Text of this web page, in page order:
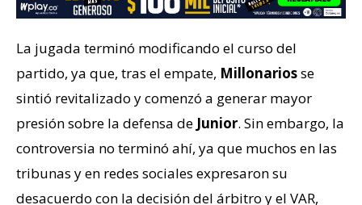
La jugada terminó modificando el curso del
partido, ya que, tras el empate, Millonariosse
sintió revitalizado y comenzó a generar mayor
presión sobre la defensa de Junior. Sin embargo, la
controversia no terminó ahí, ya que muchos en las
tribunas y en redes sociales expresaron su
desacuerdo con la decisión del árbitro y el VAR,